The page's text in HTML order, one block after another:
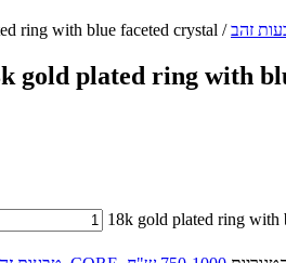
זהב/ 18k gold plated ring with blue faceted crystal
gold plated ring with